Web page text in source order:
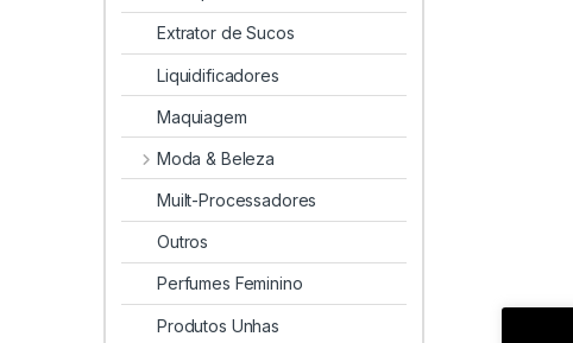
Extrator de Sucos
Liquidificadores
Maquiagem
Moda & Beleza
Muilt-Processadores
Outros
Perfumes Feminino
Produtos Unhas